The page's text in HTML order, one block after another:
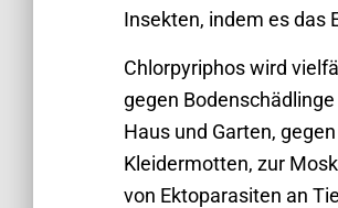
Insekten, indem es das
Chlorpyriphos wird
gegen
Haus und Garten,
Kleidermotten, zur
von Ektoparasiten an